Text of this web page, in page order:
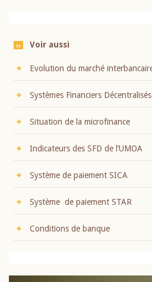
Voir aussi
Evolution du marché
Systèmes Financiers Décentralisés
Situation de la microfinance
Indicateurs des SFD de l’UMOA
Système de paiement SICA
Système de paiement STAR
Conditions de banque